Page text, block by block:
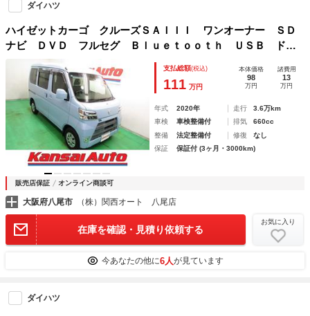
ダイハツ
ハイゼットカーゴ クルーズＳＡＩＩＩ ワンオーナー ＳＤ
ナビ ＤＶＤ フルセグ Ｂｌｕｅｔｏｏｔｈ ＵＳＢ ドラ
レコ ＥＴＣ Ｐガラス キーレス 電格ミラー ルーフコン
ソール ＬＥＤヘッド フォグ オートハイビーム ＡＢＳ
リアワイパー
支払総額(税込)
111 万円
本体価格
98
万円
諸費用
13
万円
年式 2020年 走行
3.6万km
車検
車検整備付 排気
660cc
整備
法定整備付 修復
なし
保証
保証付 (3ヶ月・3000km)
販売店保証 オンライン商談可
大阪府八尾市 （株）関西オート 八尾店
在庫を確認・見積り依頼する
お気に入り
今あなたの他に6人が見ています
ダイハツ